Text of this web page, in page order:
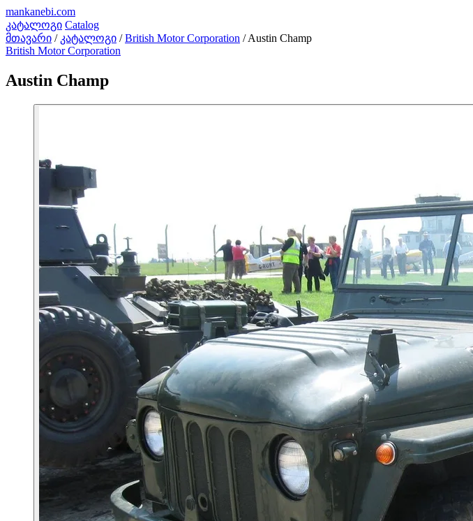
mankanebi.com
კატალოგი Catalog
მთავარი / კატალოგი / British Motor Corporation / Austin Champ
British Motor Corporation
Austin Champ